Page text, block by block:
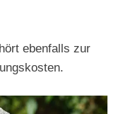
ebenfalls zur